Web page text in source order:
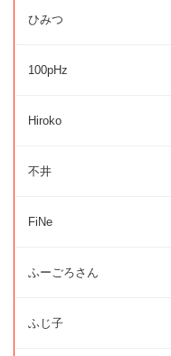
ひみつ
100pHz
Hiroko
不井
FiNe
ふーごろさん
ふじ子